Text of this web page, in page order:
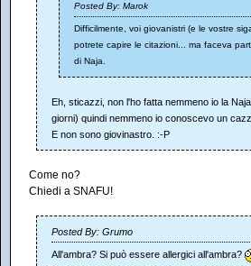
Posted By: Marok
Difficilmente, voi giovanistri (e le vostre
potrete capire le citazioni... ma faceva
di Naja.
Eh, sticazzi, non l'ho fatta nemmeno io la
giorni) quindi nemmeno io conoscevo un
E non sono giovinastro. :-P
Come no?
Chiedi a SNAFU!
Posted By: Grumo
All'ambra? Si può essere allergici all'ambra?